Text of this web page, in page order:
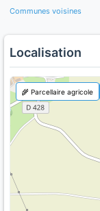
Communes voisines
Localisation
🌾 Parcellaire agricole